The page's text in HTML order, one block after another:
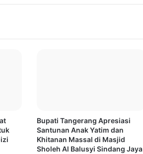
Bupati Tangerang Apresiasi
Santunan Anak Yatim dan
Khitanan Massal di Masjid
Sholeh Al Balusyi Sindang Jaya